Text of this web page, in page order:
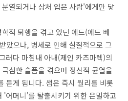
열되거나 상처 입은 사람'에게만 닿
적 퇴행을 겪고 있던 에드(에드 베
았으나, 병세로 인해 실질적으로 그
러다 마침내 아내(제인 카즈마렉)의
심한 슬픔을 겪으며 정신적 균열을
듣게 됩니다. 샘은 즉시 월리를 비롯
'어머니'를 탈출시키기 위한 은밀하고